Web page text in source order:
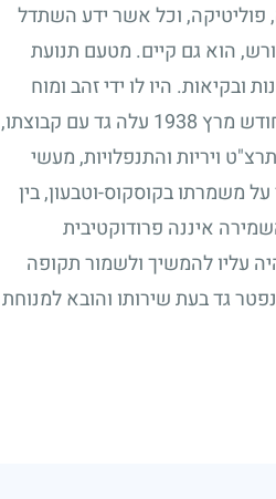
פוליטיקה, וכל אשר ידע השתדל
הוא גם קיים. מטעם תנועת
היו לו ידי זהב ומוח
מרץ 1938 עלה גד עם קבוצתו,
ויריות והתנפלויות, מעשי
משמרתו בקוסקוס-וטבעון, בין
איננה פרודוקטיבית
עליו להמשיך ולשמור תקופה
גד בעת שירותו והובא למנוחת